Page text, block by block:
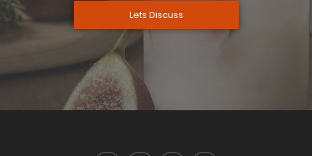
Lets Discuss